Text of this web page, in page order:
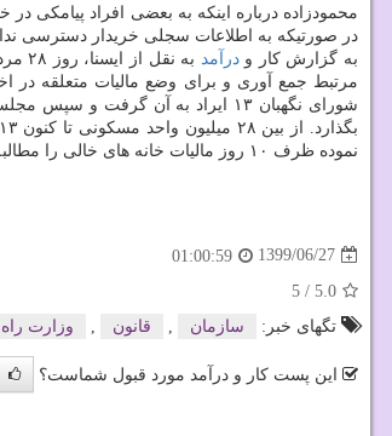
محمودزاده درباره اینکه به بعضی افراد پیامکی
در صورتیکه به اطلاعات سجلی خریدار دسترسی
به گزارش کار ودرآمد
مرتبط جمع آوری و برای وضع مالیات متعلقه در
شورای نگهبان ۱۳ ایراد به آن
نموده ظرف ۱۰ روز مالیات خانه های خالی را مطالبه می نماییم.
1399/06/27
01:00:59
5.0
/
5
تگهای خبر:
سازمان , قانون , وزارت
این پست کار و درآمد مورد قبول شماست؟